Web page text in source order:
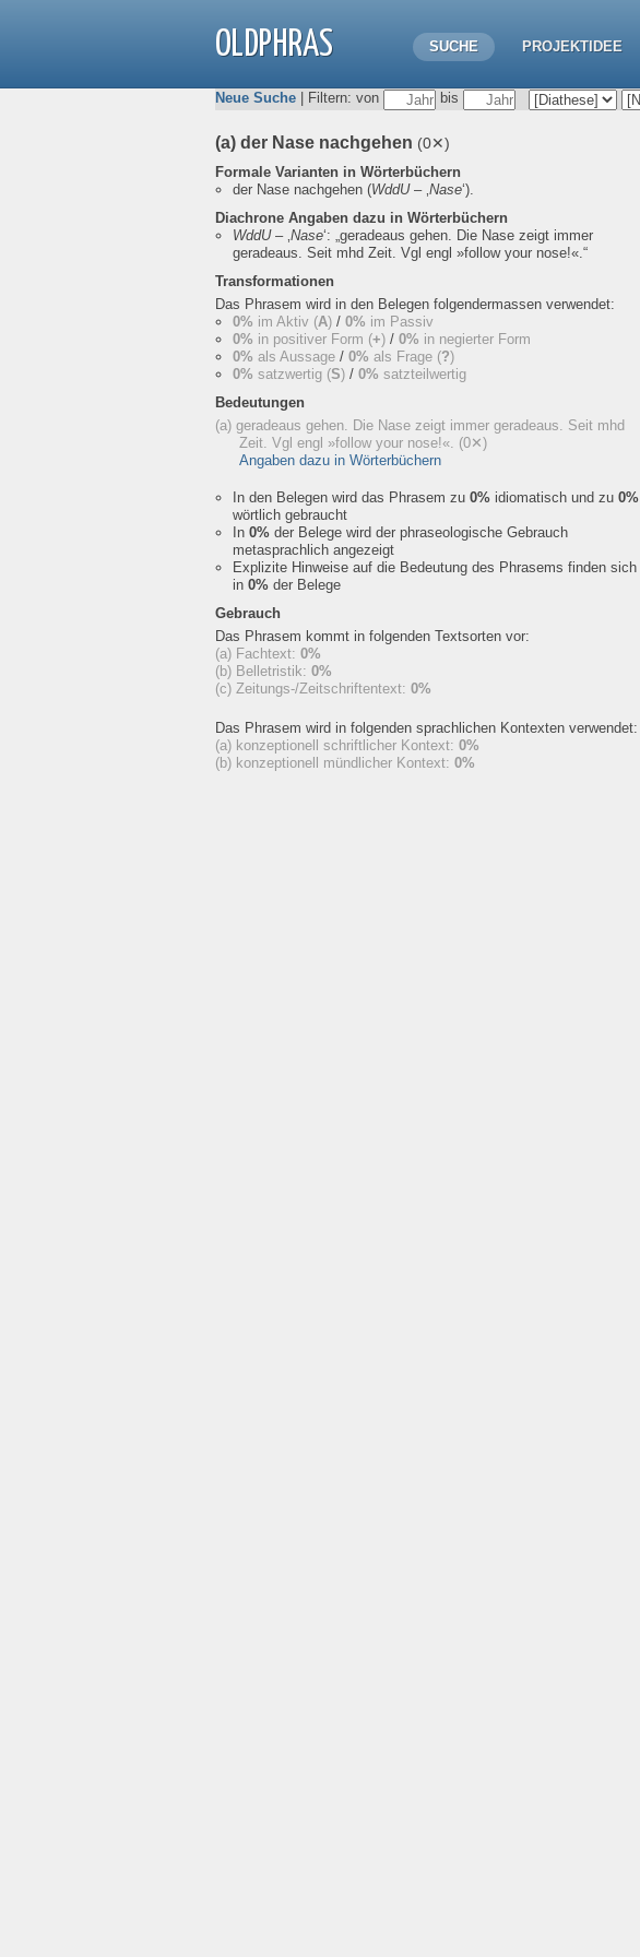
OLDPHRAS SUCHE PROJEKTIDEE
Neue Suche | Filtern: von bis
(a) der Nase nachgehen (0✕)
Formale Varianten in Wörterbüchern
der Nase nachgehen (WddU– ‚Nase‘).
Diachrone Angaben dazu in Wörterbüchern
WddU– ‚Nase‘: „geradeaus gehen. Die Nase zeigt immer
geradeaus. Seit mhd Zeit. Vgl engl »follow your nose!«.“
Transformationen
Das Phrasem wird in den Belegen folgendermassen verwendet:
0% im Aktiv (A) / 0% im Passiv
0% in positiver Form (+) / 0% in negierter Form
0% als Aussage / 0% als Frage (?)
0% satzwertig (S) / 0% satzteilwertig
Bedeutungen
(a) geradeaus gehen. Die Nase zeigt immer geradeaus. Seit mhd
Zeit. Vgl engl »follow your nose!«. (0✕)
Angaben dazu in Wörterbüchern
In den Belegen wird das Phrasem zu 0% idiomatisch und zu 0%
wörtlich gebraucht
In 0% der Belege wird der phraseologische Gebrauch
metasprachlich angezeigt
Explizite Hinweise auf die Bedeutung des Phrasems finden sich
in 0% der Belege
Gebrauch
Das Phrasem kommt in folgenden Textsorten vor:
(a) Fachtext: 0%
(b) Belletristik: 0%
(c) Zeitungs-/Zeitschriftentext: 0%
Das Phrasem wird in folgenden sprachlichen Kontexten verwendet:
(a) konzeptionell schriftlicher Kontext: 0%
(b) konzeptionell mündlicher Kontext: 0%